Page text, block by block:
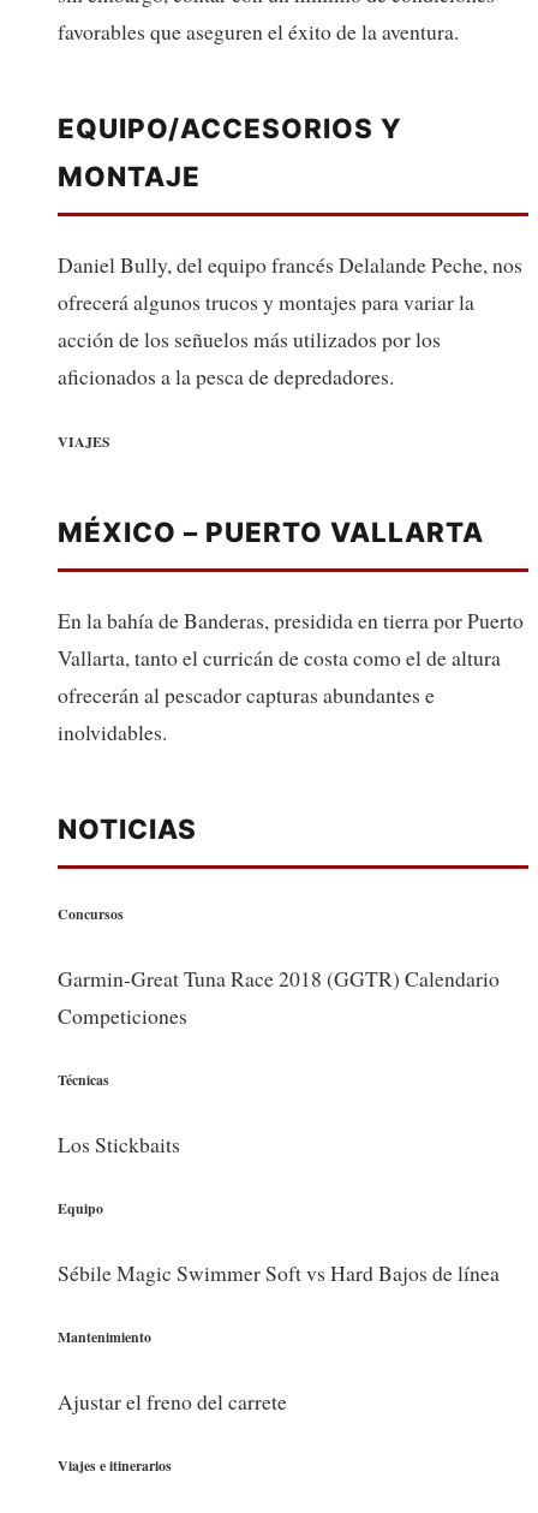
favorables que aseguren el éxito de la aventura.
EQUIPO/ACCESORIOS Y
MONTAJE
Daniel Bully, del equipo francés Delalande Peche, nos
ofrecerá algunos trucos y montajes para variar la
acción de los señuelos más utilizados por los
aficionados a la pesca de depredadores.
VIAJES
MÉXICO – PUERTO VALLARTA
En la bahía de Banderas, presidida en tierra por Puerto
Vallarta, tanto el curricán de costa como el de altura
ofrecerán al pescador capturas abundantes e
inolvidables.
NOTICIAS
Concursos
Garmin-Great Tuna Race 2018 (GGTR) Calendario
Competiciones
Técnicas
Los Stickbaits
Equipo
Sébile Magic Swimmer Soft vs Hard Bajos de línea
Mantenimiento
Ajustar el freno del carrete
Viajes e itinerarios